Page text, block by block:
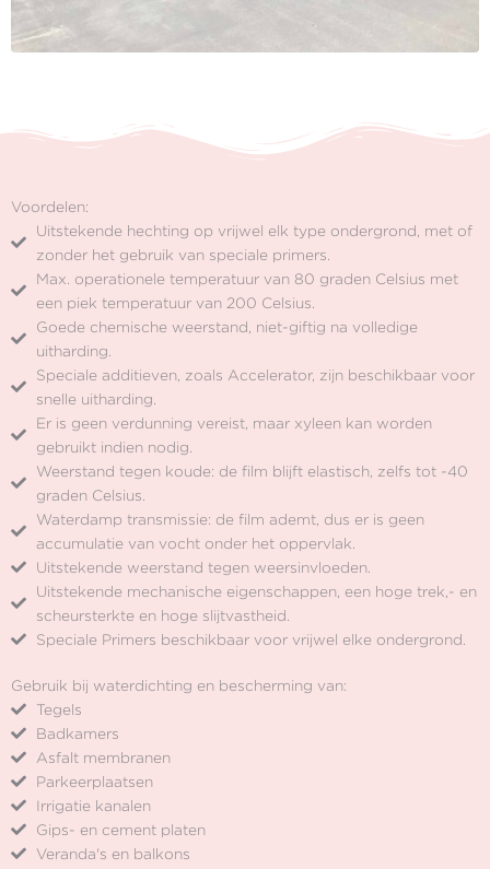
Voordelen:
Uitstekende hechting op vrijwel elk type ondergrond, met of
zonder het gebruik van speciale primers.
Max. operationele temperatuur van 80 graden Celsius met
een piek temperatuur van 200 Celsius.
Goede chemische weerstand, niet-giftig na volledige
uitharding.
Speciale additieven, zoals Accelerator, zijn beschikbaar voor
snelle uitharding.
Er is geen verdunning vereist, maar xyleen kan worden
gebruikt indien nodig.
Weerstand tegen koude: de film blijft elastisch, zelfs tot -40
graden Celsius.
Waterdamp transmissie: de film ademt, dus er is geen
accumulatie van vocht onder het oppervlak.
Uitstekende weerstand tegen weersinvloeden.
Uitstekende mechanische eigenschappen, een hoge trek,- en
scheursterkte en hoge slijtvastheid.
Speciale Primers beschikbaar voor vrijwel elke ondergrond.
Gebruik bij waterdichting en bescherming van:
Tegels
Badkamers
Asfalt membranen
Parkeerplaatsen
Irrigatie kanalen
Gips- en cement platen
Veranda's en balkons